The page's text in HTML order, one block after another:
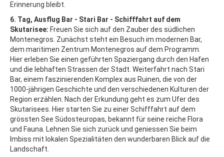
Erinnerung bleibt.
6. Tag, Ausflug Bar - Stari Bar - Schifffahrt auf dem
Skutarisee: Freuen Sie sich auf den Zauber des südlichen
Montenegros. Zunächst steht ein Besuch im modernen Bar,
dem maritimen Zentrum Montenegros auf dem Programm.
Hier erleben Sie einen geführten Spaziergang durch den Hafen
und die lebhaften Strassen der Stadt. Weiterfahrt nach Stari
Bar, einem faszinierenden Komplex aus Ruinen, die von der
1000-jährigen Geschichte und den verschiedenen Kulturen der
Region erzählen. Nach der Erkundung geht es zum Ufer des
Skutarisees. Hier starten Sie zu einer Schifffahrt auf dem
grössten See Südosteuropas, bekannt für seine reiche Flora
und Fauna. Lehnen Sie sich zurück und geniessen Sie beim
Imbiss mit lokalen Spezialitäten den wunderbaren Blick auf die
Landschaft.